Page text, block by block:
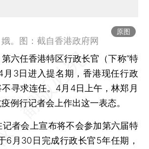
原图
。图：截自香港政府网
第六任香港特区行政长官（下称“特
月3日进入提名期，香港现任行政
寻求连任。4月4日上午，林郑月
例行记者会上作出这一表态。
会上宣布将不会参加第六届特
6月30日完成行政长官5年任期，